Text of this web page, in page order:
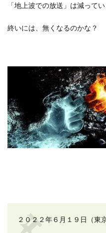
「地上波での放送」は減って
終いには、無くなるのかな？
２０２２年６月１９日（東